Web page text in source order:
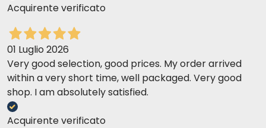
Acquirente verificato
01 Luglio 2026
Very good selection, good prices. My order arrived
within a very short time, well packaged. Very good
shop. I am absolutely satisfied.
Acquirente verificato